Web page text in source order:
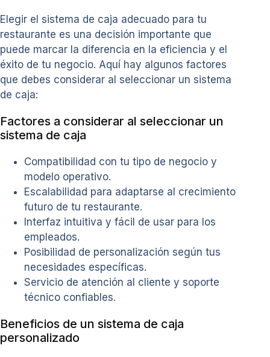
Elegir el sistema de caja adecuado para tu
restaurante es una decisión importante que
puede marcar la diferencia en la eficiencia y el
éxito de tu negocio. Aquí hay algunos factores
que debes considerar al seleccionar un sistema
de caja:
Factores a considerar al seleccionar un
sistema de caja
Compatibilidad con tu tipo de negocio y
modelo operativo.
Escalabilidad para adaptarse al crecimiento
futuro de tu restaurante.
Interfaz intuitiva y fácil de usar para los
empleados.
Posibilidad de personalización según tus
necesidades específicas.
Servicio de atención al cliente y soporte
técnico confiables.
Beneficios de un sistema de caja
personalizado